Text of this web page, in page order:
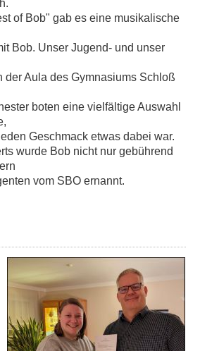
of Bob" gab es eine musikalische
Bob. Unser Jugend- und unser
der Aula des Gymnasiums Schloß
boten eine vielfältige Auswahl
Geschmack etwas dabei war.
wurde Bob nicht nur gebührend
vom SBO ernannt.